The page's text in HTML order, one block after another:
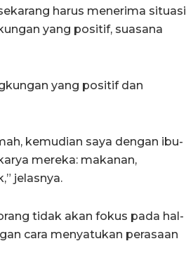
harus menerima situasi
yang positif, suasana
yang positif dan
kemudian saya dengan ibu-
mereka: makanan,
jelasnya.
tidak akan fokus pada hal-
cara menyatukan perasaan